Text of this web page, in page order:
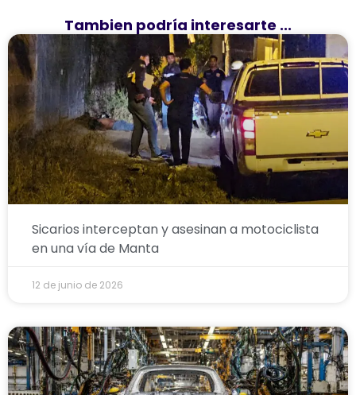
Tambien podría interesarte ...
Sicarios interceptan y asesinan a motociclista
en una vía de Manta
12 de junio de 2026